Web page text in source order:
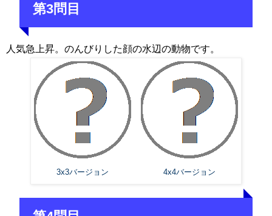
第3問目
人気急上昇。のんびりした顔の水辺の動物です。
3x3バージョン 4x4バージョン